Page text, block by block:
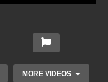
MORE VIDEOS